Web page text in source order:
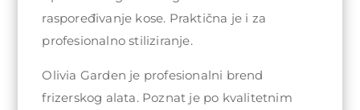
raspoređivanje kose. Praktična je i za
profesionalno stiliziranje.
Olivia Garden je profesionalni brend
frizerskog alata. Poznat je po kvalitetnim